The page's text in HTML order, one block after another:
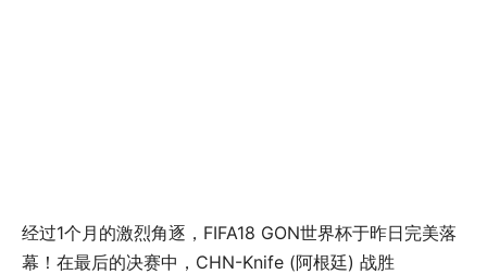
经过1个月的激烈角逐，FIFA18 GON世界杯于昨日完美落
幕！在最后的决赛中，CHN-Knife (阿根廷) 战胜